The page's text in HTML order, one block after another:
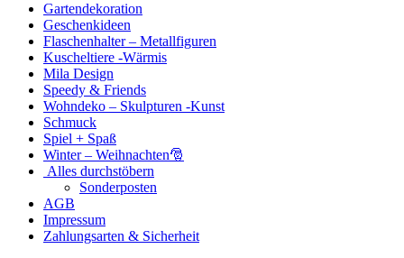
Gartendekoration
Geschenkideen
Flaschenhalter – Metallfiguren
Kuscheltiere -Wärmis
Mila Design
Speedy & Friends
Wohndeko – Skulpturen -Kunst
Schmuck
Spiel + Spaß
Winter – Weihnachten🎅
Alles durchstöbern
Sonderposten
AGB
Impressum
Zahlungsarten & Sicherheit